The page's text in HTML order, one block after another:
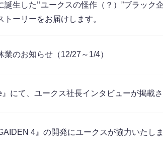
誕生した’’ユークスの怪作（？）”ブラッ
トーリーをお届けします。
業のお知らせ（12/27～1/4）
』にて、ユークス社長インタビューが掲載
4』の開発にユークスが協力いたし